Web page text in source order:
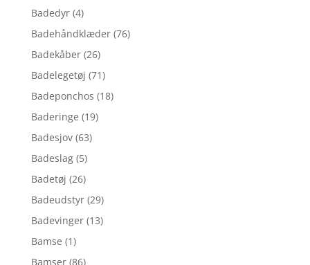
Badedyr (4)
Badehåndklæder (76)
Badekåber (26)
Badelegetøj (71)
Badeponchos (18)
Baderinge (19)
Badesjov (63)
Badeslag (5)
Badetøj (26)
Badeudstyr (29)
Badevinger (13)
Bamse (1)
Bamser (86)